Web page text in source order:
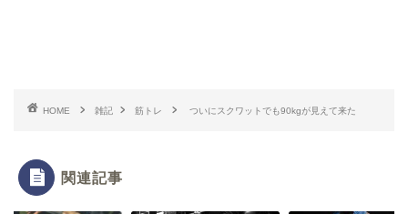
HOME 雑記 筋トレ ついにスクワットでも90kgが見えて来た
関連記事